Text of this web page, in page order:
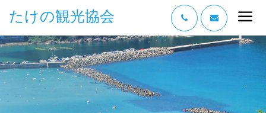
たけの観光協会
“たけの” の魅力
過ごし方
みどころ